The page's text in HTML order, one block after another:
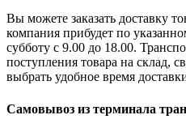
Вы можете заказать доставку
компания прибудет по
субботу с 9.00 до 18.00.
поступления товара на склад,
выбрать удобное время
Самовывоз из терминала